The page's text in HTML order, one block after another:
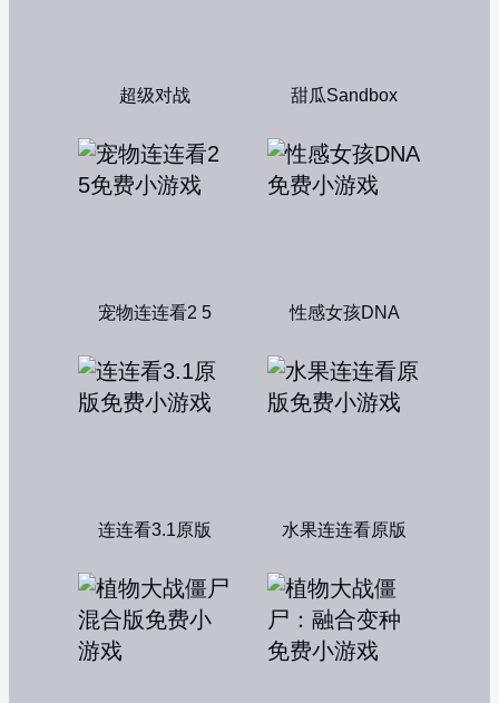
超级对战 甜瓜Sandbox
宠物连连看2 5 性感女孩DNA
连连看3.1原版 水果连连看原版